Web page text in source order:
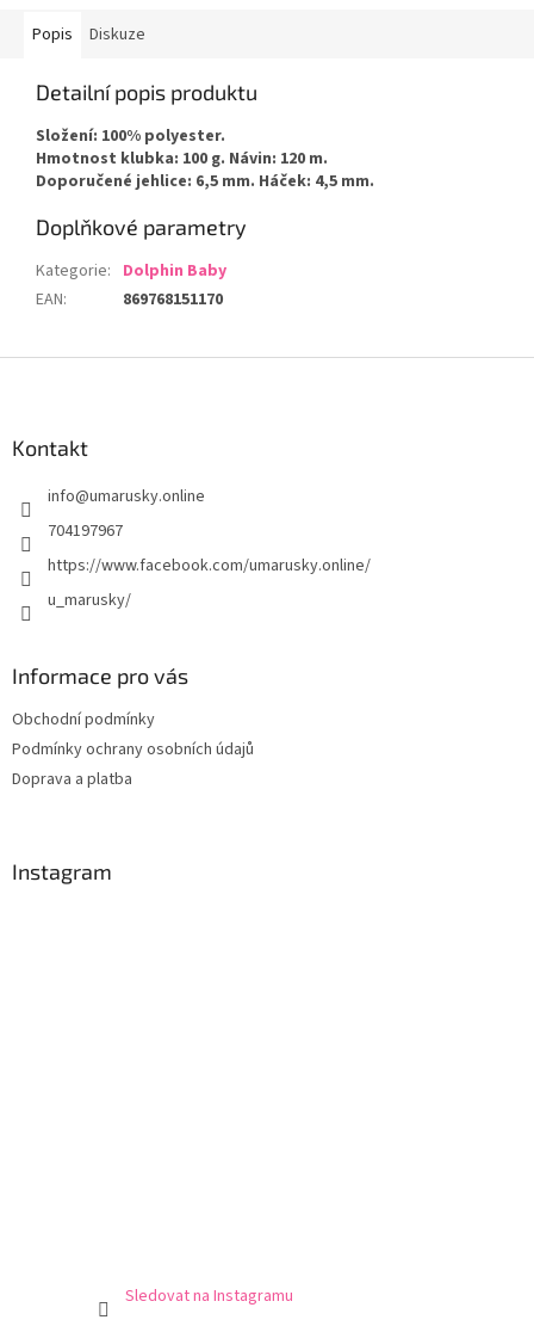
Popis Diskuze
Detailní popis produktu
Složení: 100% polyester.
Hmotnost klubka: 100 g. Návin: 120 m.
Doporučené jehlice: 6,5 mm. Háček: 4,5 mm.
Doplňkové parametry
Kategorie: Dolphin Baby
EAN: 869768151170
Kontakt
info@umarusky.online
704197967
https://www.facebook.com/umarusky.online/
u_marusky/
Informace pro vás
Obchodní podmínky
Podmínky ochrany osobních údajů
Doprava a platba
Instagram
Sledovat na Instagramu